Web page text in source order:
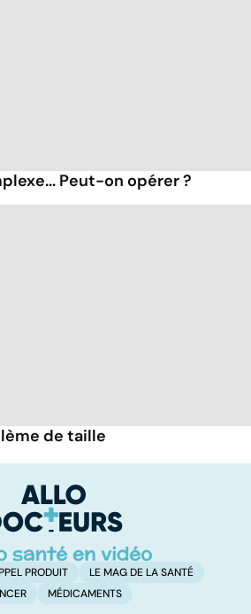
Peut-on opérer ?
de taille
PRODUIT
LE MAG DE LA SANTÉ
MÉDICAMENTS